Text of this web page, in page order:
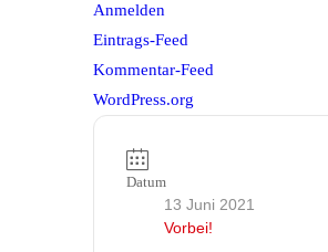
Anmelden
Eintrags-Feed
Kommentar-Feed
WordPress.org
Datum
13 Juni 2021
Vorbei!